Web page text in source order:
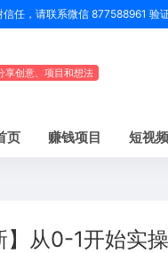
任，请联系微信 877588961 验
享创意、项目和想法
页 赚钱项目 短视频
从0-1开始实